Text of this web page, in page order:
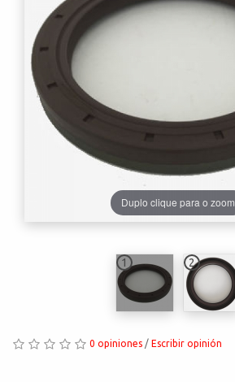
1 2
Duplo clique para o zoom
0 opiniones / Escribir opinión